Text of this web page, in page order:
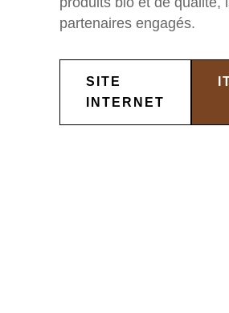
partenaires engagés.
SITE
INTERNET